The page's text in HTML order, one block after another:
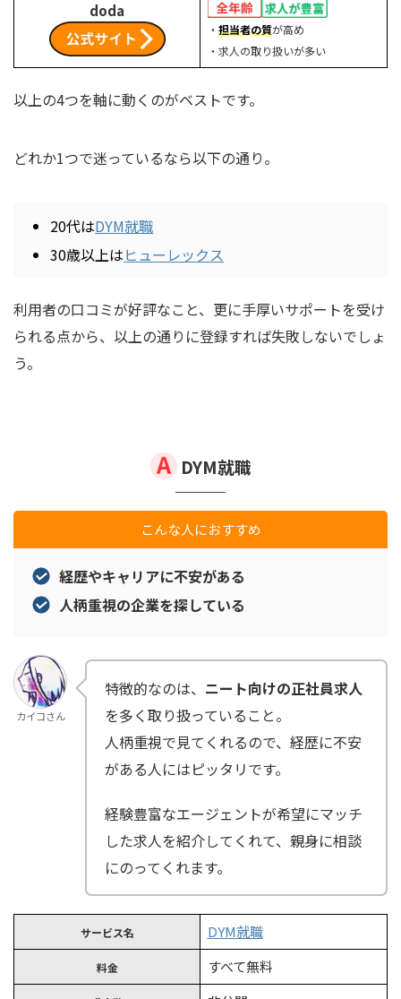
doda
・ 担当者の質が高め
・求人の取り扱いが多い
以上の4つを軸に動くのがベストです。
どれか1つで迷っているなら以下の通り。
20代はDYM就職
30歳以上はヒューレックス
利用者の口コミが好評なこと、更に手厚いサポートを受け
られる点から、以上の通りに登録すれば失敗しないでしょ
う。
DYM就職
こんな人におすすめ
経歴やキャリアに不安がある
人柄重視の企業を探している
カイコさん
特徴的なのは、 ニート向けの正社員求人
を多く取り扱っていること。
人柄重視で見てくれるので、経歴に不安
がある人にはピッタリです。
経験豊富なエージェントが希望にマッチ
した求人を紹介してくれて、親身に相談
にのってくれます。
サービス名 DYM就職
料金 すべて無料